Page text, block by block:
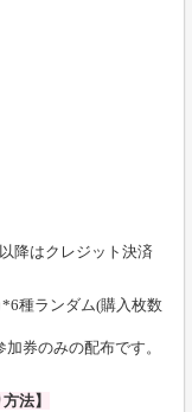
降はクレジット決済
種ランダム(購入枚数
券のみの配布です。
法】